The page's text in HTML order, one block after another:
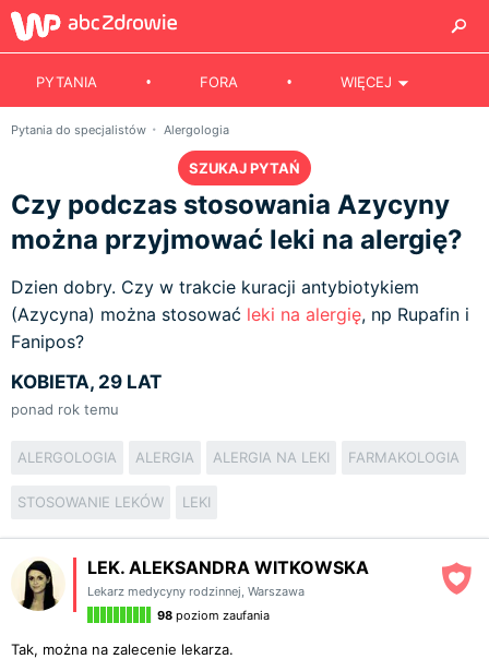
PYTANIA FORA WIĘCEJ
Pytania do specjalistów Alergologia
SZUKAJ PYTAŃ
Czy podczas stosowania Azycyny
można przyjmować leki na alergię?
Dzien dobry. Czy w trakcie kuracji antybiotykiem
(Azycyna) można stosować leki na alergię, np Rupafin i
Fanipos?
KOBIETA, 29 LAT
ponad rok temu
ALERGOLOGIA ALERGIA ALERGIA NA LEKI FARMAKOLOGIA
STOSOWANIE LEKÓW LEKI
LEK. ALEKSANDRA WITKOWSKA
Lekarz medycyny rodzinnej, Warszawa
98 poziom zaufania
Tak, można na zalecenie lekarza.